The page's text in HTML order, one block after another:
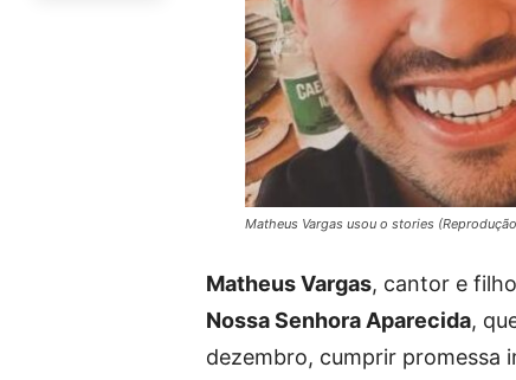
Matheus Vargas usou o stories
Matheus Vargas, cantor e
Nossa Senhora Aparecida,
dezembro, cumprir promessa